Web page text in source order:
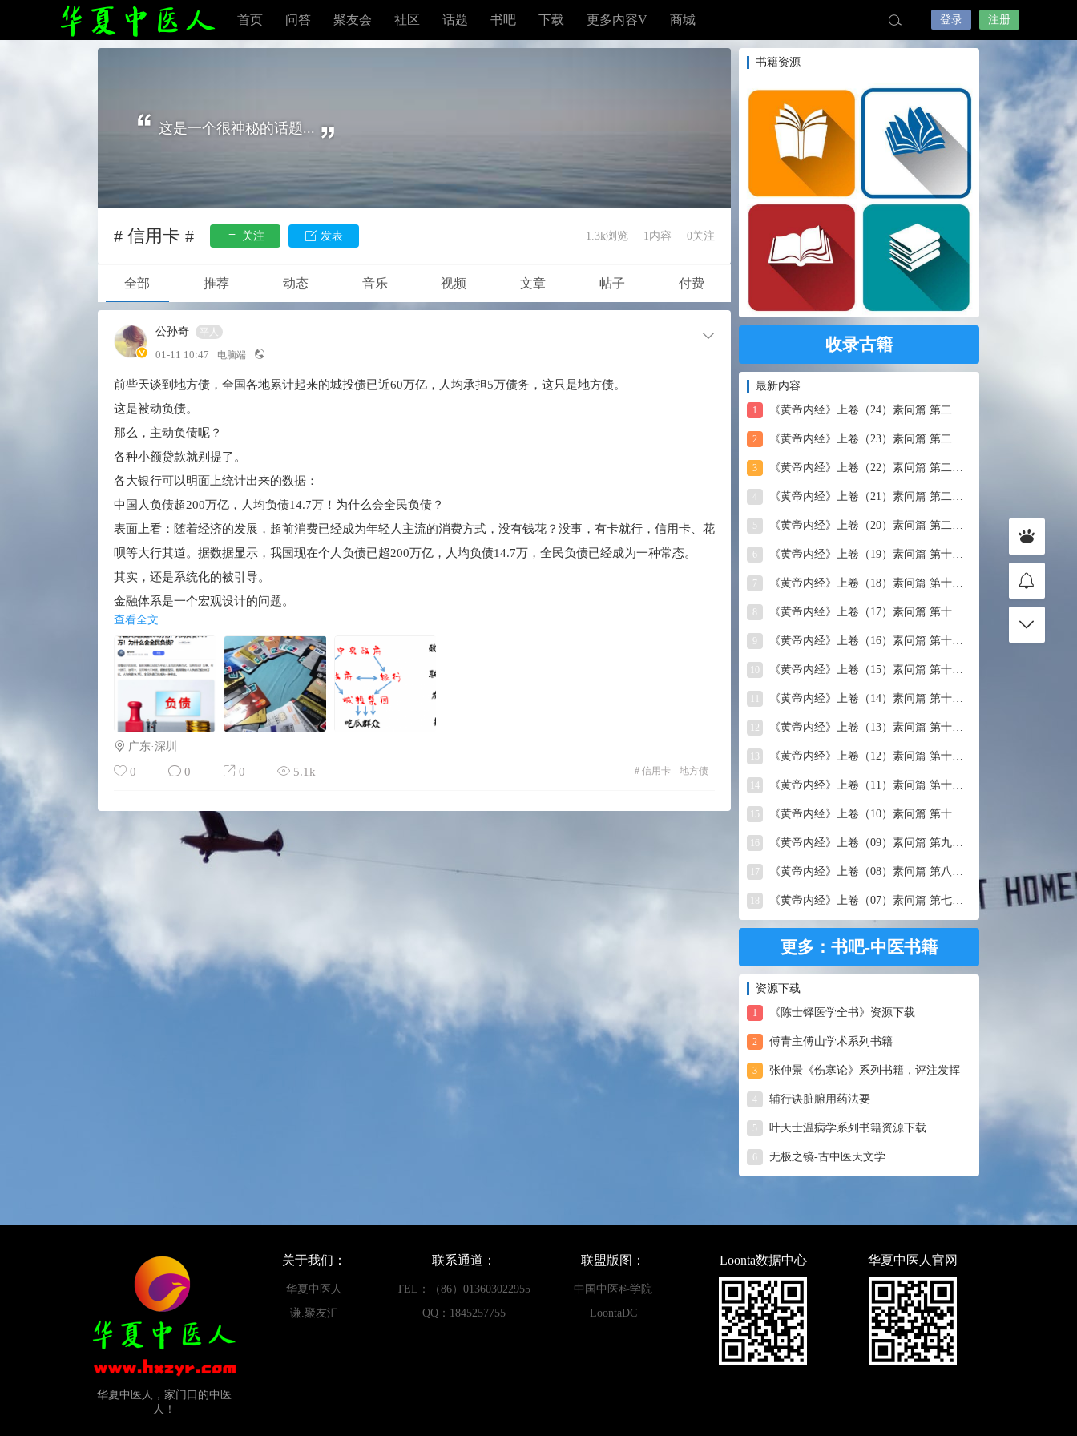
首页 问答 聚友会 社区 话题 书吧 下载 更多内容V 商城 登录 注册
书籍资源
收录古籍
最新内容
1 《黄帝内经》上卷（24）素问篇 第二十四篇 血气形志篇第
2 《黄帝内经》上卷（23）素问篇 第二十三篇 宣明五气
3 《黄帝内经》上卷（22）素问篇 第二十二篇 藏气法时论
4 《黄帝内经》上卷（21）素问篇 第二十一篇 经脉别论
5 《黄帝内经》上卷（20）素问篇 第二十篇 三部九候论
6 《黄帝内经》上卷（19）素问篇 第十九篇 玉机真藏论
7 《黄帝内经》上卷（18）素问篇 第十八篇 平人气象论
《黄帝内经》上卷（17）素问篇 第十七篇 脉要精微论
9 《黄帝内经》上卷（16）素问篇 第十六篇 诊要经终论
《黄帝内经》上卷（15）素问篇 第十五篇 玉版论要
《黄帝内经》上卷（14）素问篇 第十四篇 汤液醪醴论
12 《黄帝内经》上卷（13）素问篇 第十三篇 移精变气论
13 《黄帝内经》上卷（12）素问篇 第十二篇 异法方宜论
14 《黄帝内经》上卷（11）素问篇 第十一篇 五藏别论
15 《黄帝内经》上卷（10）素问篇 第十篇 五藏生成
16 《黄帝内经》上卷（09）素问篇 第九篇 六节藏象论
17 《黄帝内经》上卷（08）素问篇 第八篇 灵兰秘典论
《黄帝内经》上卷（07）素问篇 第七篇 阴阳别论
更多：书吧-中医书籍
资源下载
1 《陈士铎医学全书》资源下载
2 傅青主傅山学术系列书籍
3 张仲景《伤寒论》系列书籍，评注发挥
4 辅行诀脏腑用药法要
5 叶天士温病学系列书籍资源下载
6 无极之镜-古中医天文学
这是一个很神秘的话题...
# 信用卡 # 关注 发表 1.3k浏览 1内容 0关注
全部 推荐 动态 音乐 视频 文章 帖子 付费
公孙奇 平人
01-11 10:47 电脑端
前些天谈到地方债，全国各地累计起来的城投债已近60万亿，人均承担5万债务，这只是地方债。
这是被动负债。
那么，主动负债呢？
各种小额贷款就别提了。
各大银行可以明面上统计出来的数据：
中国人负债超200万亿，人均负债14.7万！为什么会全民负债？
表面上看：随着经济的发展，超前消费已经成为年轻人主流的消费方式，没有钱花？没事，有卡就行，信用卡、花
呗等大行其道。据数据显示，我国现在个人负债已超200万亿，人均负债14.7万，全民负债已经成为一种常态。
其实，还是系统化的被引导。
金融体系是一个宏观设计的问题。
老百姓，只不过随波逐流而已，你认为呢？
啊！没观点，那么你没有负债吧？
恭喜！2023年快乐！
查看全文
广东·深圳
0 0 0 5.1k # 信用卡 地方债
华夏中医人，家门口的中医
人！
关于我们：
华夏中医人
谦.聚友汇
联系通道：
TEL：（86）013603022955
QQ：1845257755
联盟版图：
中国中医科学院
LoontaDC
Loonta数据中心 华夏中医人官网